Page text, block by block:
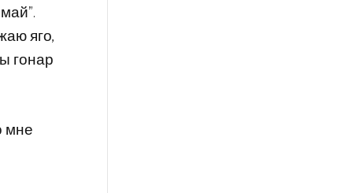
яго,
гонар
мне